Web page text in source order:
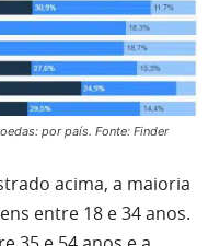
por país. Fonte: Finder
acima, a maioria
entre 18 e 34 anos.